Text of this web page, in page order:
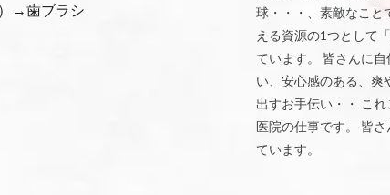
→歯ブラシ
球・・・、素敵なこと
える資源の1つとして
ています。 皆さんに
い、安心感のある、爽
出すお手伝い・・ こ
医院の仕事です。 皆
ています。